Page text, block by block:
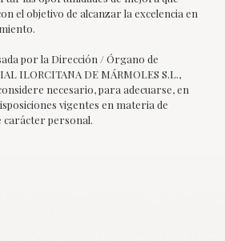
el objetivo de alcanzar la excelencia en
por la Dirección / Órgano de
ILORCITANA DE MÁRMOLES S.L.,
necesario, para adecuarse, en
vigentes en materia de
carácter personal.